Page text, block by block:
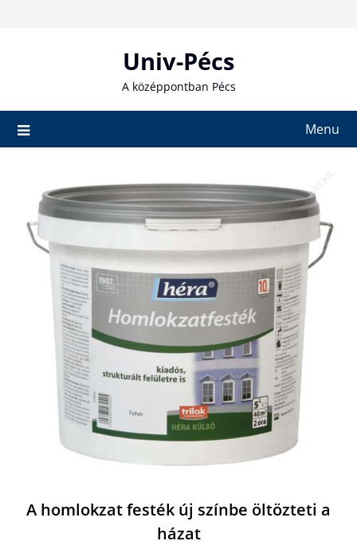
Univ-Pécs
A középpontban Pécs
Menu
A homlokzat festék új színbe öltözteti a
házat